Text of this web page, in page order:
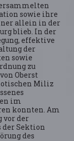
sowie ihre
allein in der
blieb. In der
effektive
der
sowie
zu
Oberst
Miliz
im
konnten. Am
vor der
der Sektion
des